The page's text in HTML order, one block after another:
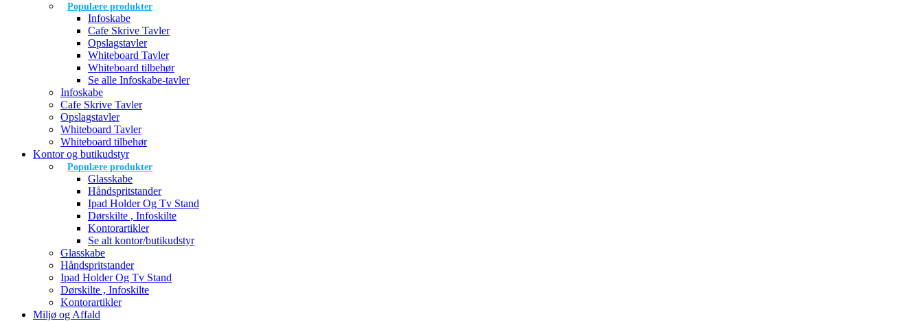
Populære produkter
Infoskabe
Cafe Skrive Tavler
Opslagstavler
Whiteboard Tavler
Whiteboard tilbehør
Se alle Infoskabe-tavler
Infoskabe
Cafe Skrive Tavler
Opslagstavler
Whiteboard Tavler
Whiteboard tilbehør
Kontor og butikudstyr
Populære produkter
Glasskabe
Håndspritstander
Ipad Holder Og Tv Stand
Dørskilte , Infoskilte
Kontorartikler
Se alt kontor/butikudstyr
Glasskabe
Håndspritstander
Ipad Holder Og Tv Stand
Dørskilte , Infoskilte
Kontorartikler
Miljø og Affald